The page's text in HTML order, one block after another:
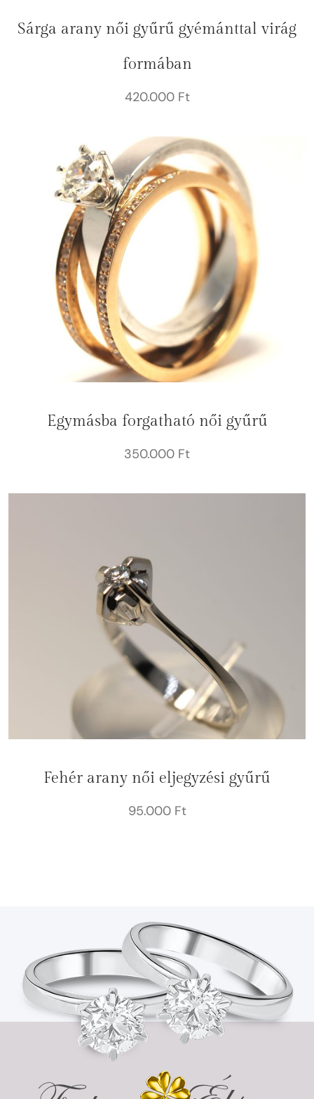
Sárga arany női gyűrű gyémánttal virág
formában
420.000 Ft
Egymásba forgatható női gyűrű
350.000 Ft
Fehér arany női eljegyzési gyűrű
95.000 Ft